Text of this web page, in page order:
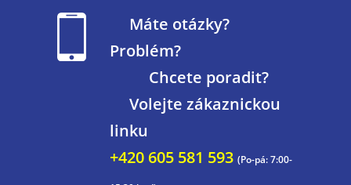
Máte otázky?
Problém?
Chcete poradit?
Volejte zákaznickou
linku
+420 605 581 593 (Po-pá: 7:00-